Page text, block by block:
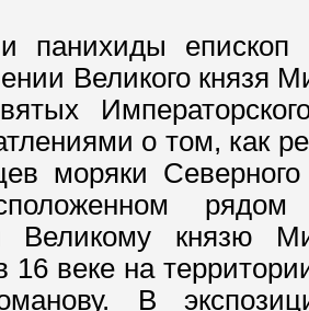
панихиды
Великого князя
о том, как
моряки
Великому князю
16 веке на
В